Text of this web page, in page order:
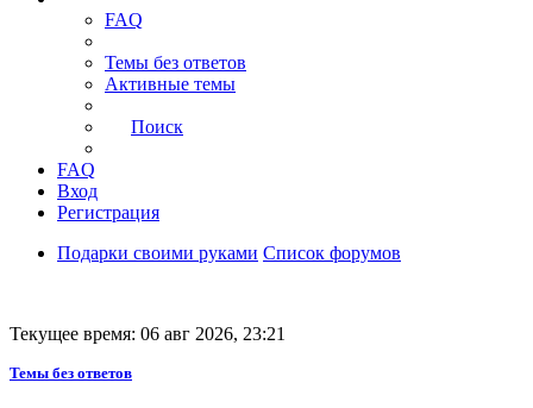
FAQ
Темы без ответов
Активные темы
Поиск
FAQ
Вход
Регистрация
Подарки своими руками Список форумов
Текущее время: 06 авг 2026, 23:21
Темы без ответов